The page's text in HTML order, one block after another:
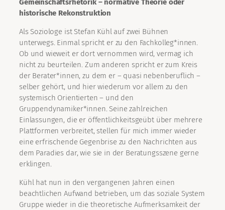
Gemeinschaftsrhetorik – normative Theorie oder
historische Rekonstruktion
Als Soziologe ist Stefan Kühl auf zwei Bühnen
unterwegs. Einmal spricht er zu den Fachkolleg*innen.
Ob und wieweit er dort vernommen wird, vermag ich
nicht zu beurteilen. Zum anderen spricht er zum Kreis
der Berater*innen, zu dem er – quasi nebenberuflich –
selber gehört, und hier wiederum vor allem zu den
systemisch Orientierten – und den
Gruppendynamiker*innen. Seine zahlreichen
Einlassungen, die er öffentlichkeitsgeübt über mehrere
Plattformen verbreitet, stellen für mich immer wieder
eine erfrischende Gegenbrise zu den Nachrichten aus
dem Paradies dar, wie sie in der Beratungsszene gerne
erklingen.
Kühl hat nun in den vergangenen Jahren einen
beachtlichen Aufwand betrieben, um das soziale System
Gruppe wieder in die theoretische Aufmerksamkeit der